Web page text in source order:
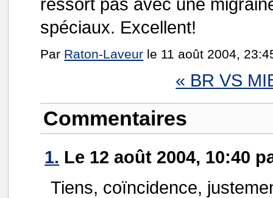
spéciaux. Excellent!
Par Raton-Laveur le 11 août 2004,
« BR VS
Commentaires
1. Le 12 août 2004, 10:40
Tiens, coïncidence,